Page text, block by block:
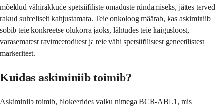
mõeldud vähirakkude spetsiifiliste omaduste ründamiseks, jättes terved
rakud suhteliselt kahjustamata. Teie onkoloog määrab, kas askiminiib
sobib teie konkreetse olukorra jaoks, lähtudes teie haigusloost,
varasematest ravimeetoditest ja teie vähi spetsiifilistest geneetilistest
markeritest.
Kuidas askiminiib toimib?
Askiminiib toimib, blokeerides valku nimega BCR-ABL1, mis